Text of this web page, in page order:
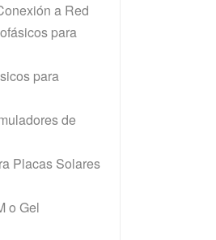
a Red
para
para
de
Placas Solares
o Gel